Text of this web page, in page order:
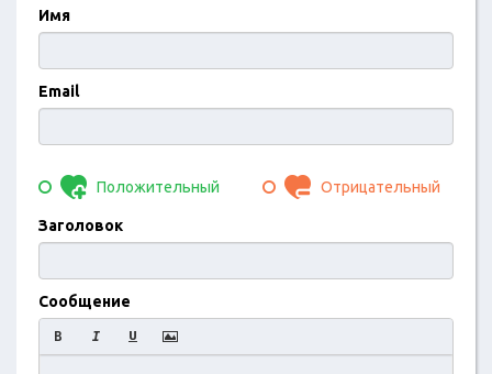
Имя
Email
Положительный Отрицательный
Заголовок
Сообщение